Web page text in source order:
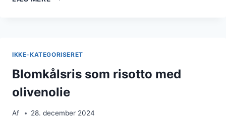
IKKE-KATEGORISERET
Blomkålsris som risotto med
olivenolie
Af 28. december 2024